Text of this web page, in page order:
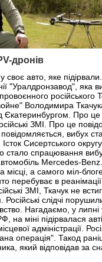
дронів
у своє авто, яке
"Уралдронзавод", яка
російського
Володимира
Єкатеринбургом. Про
ЗМІ. Про це
вибух
Сисертського
стало спрацювання
Mercedes-
місці, а самого міл-
перебуває в
ЗМІ, Ткачук не
слідчі
Нагадаємо, у липні
на міні підірвалася
адміністрації.
операція". Такод
який відповідав за